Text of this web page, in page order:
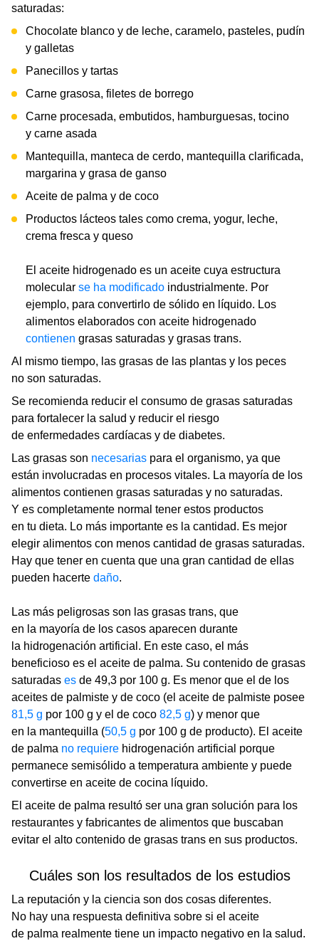
saturadas:
Chocolate blanco y de leche, caramelo, pasteles, pudín
y galletas
Panecillos y tartas
Carne grasosa, filetes de borrego
Carne procesada, embutidos, hamburguesas, tocino
y carne asada
Mantequilla, manteca de cerdo, mantequilla clarificada,
margarina y grasa de ganso
Aceite de palma y de coco
Productos lácteos tales como crema, yogur, leche,
crema fresca y queso
El aceite hidrogenado es un aceite cuya estructura
molecular se ha modificado industrialmente. Por
ejemplo, para convertirlo de sólido en líquido. Los
alimentos elaborados con aceite hidrogenado
contienen grasas saturadas y grasas trans.
Al mismo tiempo, las grasas de las plantas y los peces
no son saturadas.
Se recomienda reducir el consumo de grasas saturadas
para fortalecer la salud y reducir el riesgo
de enfermedades cardíacas y de diabetes.
Las grasas son necesarias para el organismo, ya que
están involucradas en procesos vitales. La mayoría de los
alimentos contienen grasas saturadas y no saturadas.
Y es completamente normal tener estos productos
en tu dieta. Lo más importante es la cantidad. Es mejor
elegir alimentos con menos cantidad de grasas saturadas.
Hay que tener en cuenta que una gran cantidad de ellas
pueden hacerte daño.
Las más peligrosas son las grasas trans, que
en la mayoría de los casos aparecen durante
la hidrogenación artificial. En este caso, el más
beneficioso es el aceite de palma. Su contenido de grasas
saturadas es de 49,3 por 100 g. Es menor que el de los
aceites de palmiste y de coco (el aceite de palmiste posee
81,5 g por 100 g y el de coco 82,5 g) y menor que
en la mantequilla (50,5 g por 100 g de producto). El aceite
de palma no requiere hidrogenación artificial porque
permanece semisólido a temperatura ambiente y puede
convertirse en aceite de cocina líquido.
El aceite de palma resultó ser una gran solución para los
restaurantes y fabricantes de alimentos que buscaban
evitar el alto contenido de grasas trans en sus productos.
Cuáles son los resultados de los estudios
La reputación y la ciencia son dos cosas diferentes.
No hay una respuesta definitiva sobre si el aceite
de palma realmente tiene un impacto negativo en la salud.